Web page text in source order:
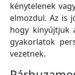
kénytelenek
elmozdul. Az is
hogy kinyújtjuk
gyakorlatok
vezetnek.